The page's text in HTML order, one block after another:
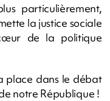
particulièrement,
la justice sociale
de la politique
place dans le débat
notre République !